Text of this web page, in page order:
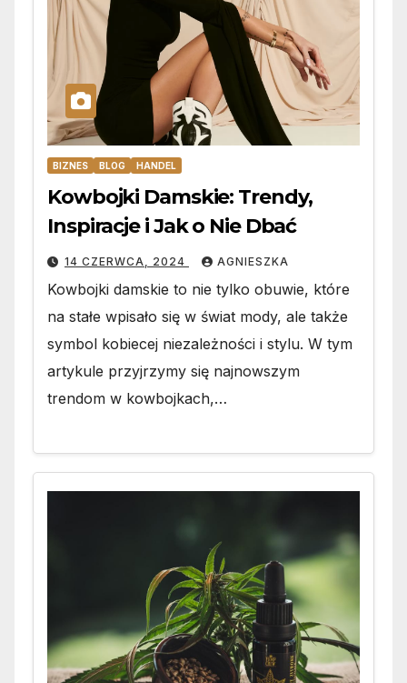
BIZNES BLOG HANDEL
Kowbojki Damskie: Trendy,
Inspiracje i Jak o Nie Dbać
14 CZERWCA, 2024 AGNIESZKA
Kowbojki damskie to nie tylko obuwie, które
na stałe wpisało się w świat mody, ale także
symbol kobiecej niezależności i stylu. W tym
artykule przyjrzymy się najnowszym
trendom w kowbojkach,…